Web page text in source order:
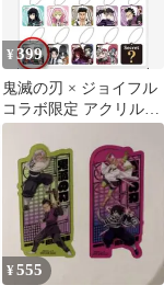
¥399
鬼滅の刃 × ジョイフル
コラボ限定 アクリルキ
ーホルダー 珠世＆愈史
郎 非売品
¥555